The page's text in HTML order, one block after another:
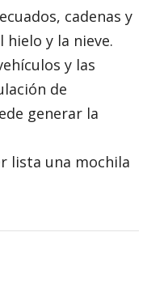
cadenas y
y la nieve.
y las
de
generar la
lista una mochila